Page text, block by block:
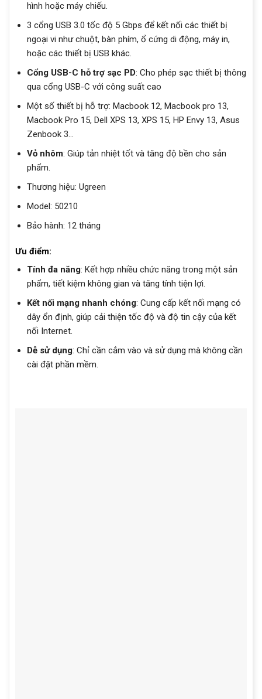
hình hoặc máy chiếu.
3 cổng USB 3.0 tốc độ 5 Gbps để kết nối các thiết bị
ngoại vi như chuột, bàn phím, ổ cứng di động, máy in,
hoặc các thiết bị USB khác.
Cổng USB-C hỗ trợ sạc PD: Cho phép sạc thiết bị thông
qua cổng USB-C với công suất cao
Một số thiết bị hỗ trợ: Macbook 12, Macbook pro 13,
Macbook Pro 15, Dell XPS 13, XPS 15, HP Envy 13, Asus
Zenbook 3…
Vỏ nhôm: Giúp tản nhiệt tốt và tăng độ bền cho sản
phẩm.
Thương hiệu: Ugreen
Model: 50210
Bảo hành: 12 tháng
Ưu điểm:
Tính đa năng: Kết hợp nhiều chức năng trong một sản
phẩm, tiết kiệm không gian và tăng tính tiện lợi.
Kết nối mạng nhanh chóng: Cung cấp kết nối mạng có
dây ổn định, giúp cải thiện tốc độ và độ tin cậy của kết
nối Internet.
Dễ sử dụng: Chỉ cần cắm vào và sử dụng mà không cần
cài đặt phần mềm.